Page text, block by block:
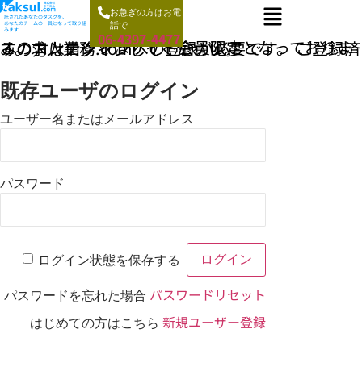
託されたあなたのタスクを、
あなたのチームの一員となって取り組
みます
お急ぎの方はお電
話で
06-4397-4477
このコンテンツはサイト会員限定となっております。求人業務.comへの登録が必要です。 ご登録済みの方はログインしてください。
既存ユーザのログイン
ユーザー名またはメールアドレス
パスワード
ログイン状態を保存する
パスワードを忘れた場合 パスワードリセット
はじめての方はこちら新規ユーザー登録